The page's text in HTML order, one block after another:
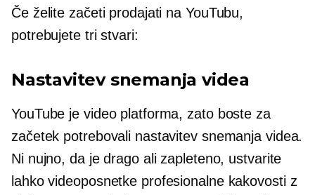
Če želite začeti prodajati na YouTubu,
potrebujete tri stvari:
Nastavitev snemanja videa
YouTube je video platforma, zato boste za
začetek potrebovali nastavitev snemanja videa.
Ni nujno, da je drago ali zapleteno, ustvarite
lahko videoposnetke profesionalne kakovosti z